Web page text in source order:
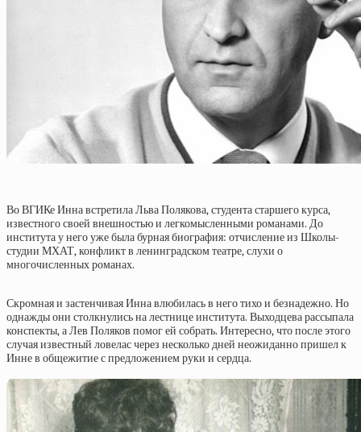
Во ВГИКе Инна встретила Льва Полякова, студента старшего курса,
известного своей внешностью и легкомысленными романами. До
института у него уже была бурная биография: отчисление из Школы-
студии МХАТ, конфликт в ленинградском театре, слухи о
многочисленных романах.
Скромная и застенчивая Инна влюбилась в него тихо и безнадежно. Но
однажды они столкнулись на лестнице института. Выходцева рассыпала
конспекты, а Лев Поляков помог ей собрать. Интересно, что после этого
случая известный ловелас через несколько дней неожиданно пришел к
Инне в общежитие с предложением руки и сердца.